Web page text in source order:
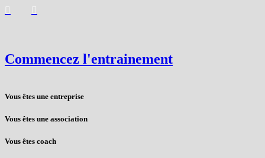
Commencez l'entrainement
Vous êtes une entreprise
Vous êtes une association
Vous êtes coach